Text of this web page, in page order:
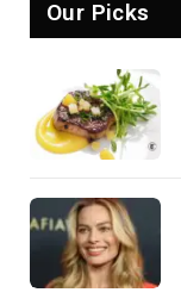
Our Picks